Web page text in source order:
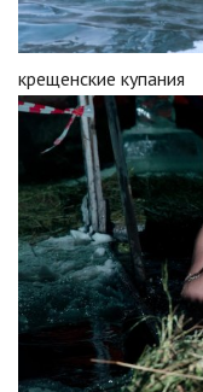
крещенские купания